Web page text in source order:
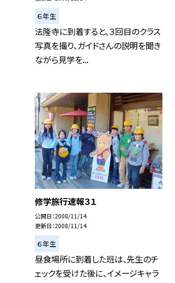
６年生
法隆寺に到着すると、３回目のクラス
写真を撮り、ガイドさんの説明を聞き
ながら見学を...
修学旅行速報３１
公開日 2008/11/14
更新日 2008/11/14
６年生
昼食場所に到着した班は、先生のチ
ェックを受けた後に、イメージキャラ